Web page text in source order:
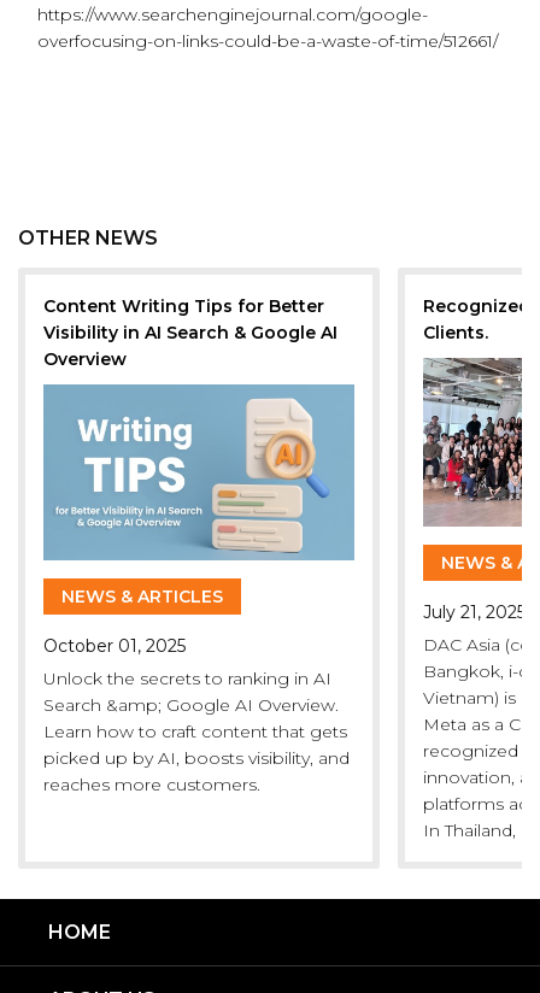
https://www.searchenginejournal.com/google-
overfocusing-on-links-could-be-a-waste-of-time/512661/
OTHER NEWS
Content Writing Tips for Better
Visibility in AI Search & Google AI
Overview
NEWS & ARTICLES
October 01, 2025
Unlock the secrets to ranking in AI
Search &amp; Google AI Overview.
Learn how to craft content that gets
picked up by AI, boosts visibility, and
reaches more customers.
Recognized
Clients.
NEWS &
July 21, 2025
DAC Asia
Bangkok, i-
Vietnam) is
Meta as a
recognized
innovation,
platforms
In Thailand, i-...
HOME